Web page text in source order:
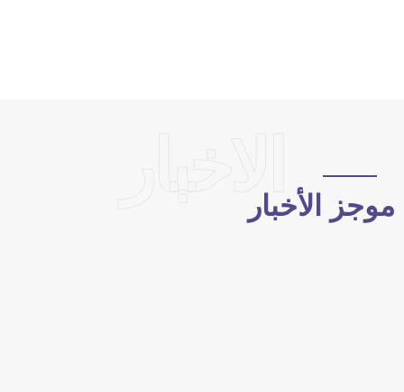
الأخبار